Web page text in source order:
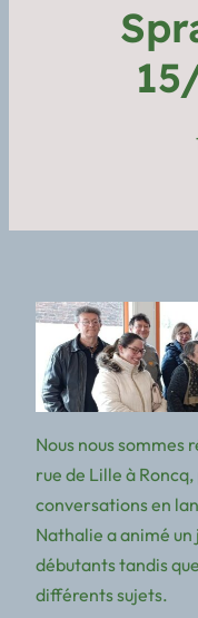
Nous nous sommes
rue de Lille à
conversations en
Nathalie a animé
débutants tandis
différents sujets.